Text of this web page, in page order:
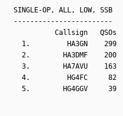
SINGLE-OP, ALL, LOW, SSB
------------------------
Callsign   QSOs  Points
1.         HA3GN    299
2.        HA3DMF    200
3.        HA7AVU    163
4.         HG4FC     82
5.        HG4GGV     39